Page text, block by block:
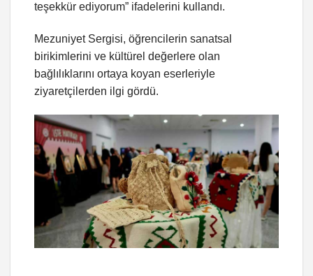
teşekkür ediyorum” ifadelerini kullandı.
Mezuniyet Sergisi, öğrencilerin sanatsal
birikimlerini ve kültürel değerlere olan
bağlılıklarını ortaya koyan eserleriyle
ziyaretçilerden ilgi gördü.